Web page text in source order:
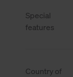
Special
features
Country of